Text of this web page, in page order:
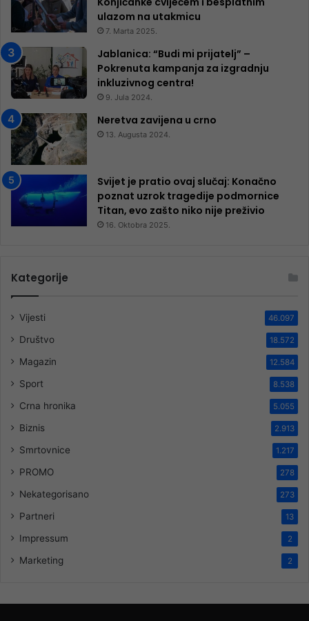
ulazom na utakmicu
7. Marta 2025.
Jablanica: “Budi mi prijatelj” –
Pokrenuta kampanja za izgradnju
inkluzivnog centra!
9. Jula 2024.
Neretva zavijena u crno
13. Augusta 2024.
Svijet je pratio ovaj slučaj: Konačno
poznat uzrok tragedije podmornice
Titan, evo zašto niko nije preživio
16. Oktobra 2025.
Kategorije
Vijesti 46.097
Društvo 18.572
Magazin 12.584
Sport 8.538
Crna hronika 5.055
Biznis 2.913
Smrtovnice 1.217
PROMO 278
Nekategorisano 273
Partneri 13
Impressum 2
Marketing 2